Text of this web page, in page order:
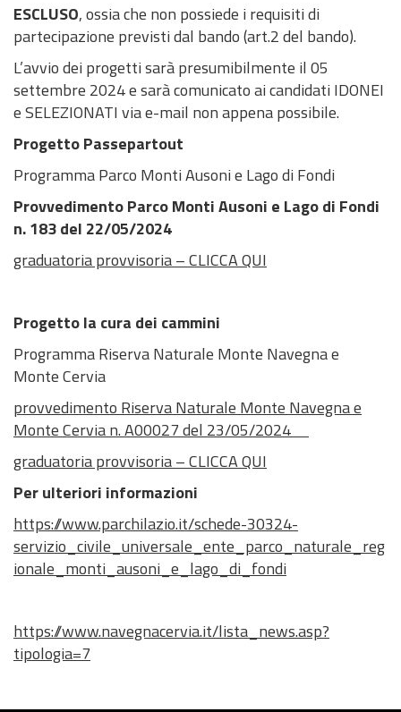
ESCLUSO, ossia che non possiede i requisiti di
partecipazione previsti dal bando (art.2 del bando).
L’avvio dei progetti sarà presumibilmente il 05
settembre 2024 e sarà comunicato ai candidati IDONEI
e SELEZIONATI via e-mail non appena possibile.
Progetto Passepartout
Programma Parco Monti Ausoni e Lago di Fondi
Provvedimento Parco Monti Ausoni e Lago di Fondi
n. 183 del 22/05/2024
graduatoria provvisoria – CLICCA QUI
Progetto la cura dei cammini
Programma Riserva Naturale Monte Navegna e
Monte Cervia
provvedimento Riserva Naturale Monte Navegna e
Monte Cervia n. A00027 del 23/05/2024
graduatoria provvisoria – CLICCA QUI
Per ulteriori informazioni
https://www.parchilazio.it/schede-30324-
servizio_civile_universale_ente_parco_naturale_reg
ionale_monti_ausoni_e_lago_di_fondi
https://www.navegnacervia.it/lista_news.asp?
tipologia=7